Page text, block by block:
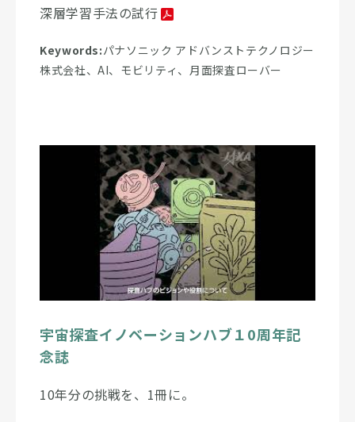
深層学習手法の試行
Keywords:パナソニック アドバンストテクノロジー
株式会社、AI、モビリティ、月面探査ローバー
宇宙探査イノベーションハブ１0周年記
念誌
10年分の挑戦を、1冊に。